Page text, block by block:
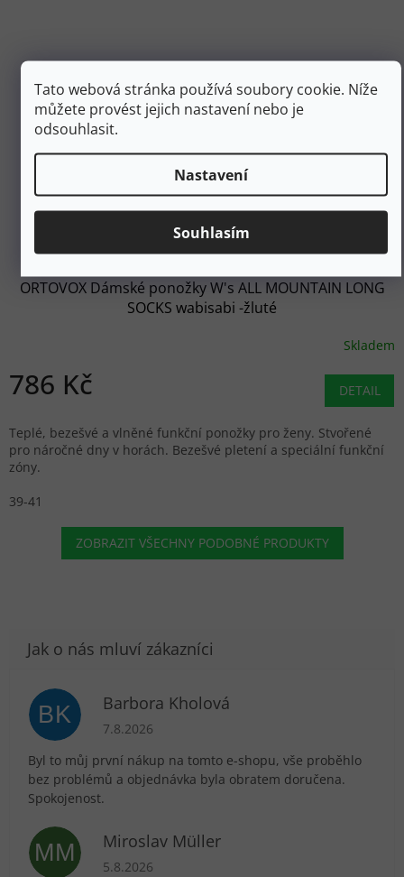
Tato webová stránka používá soubory cookie. Níže
můžete provést jejich nastavení nebo je
odsouhlasit.
Nastavení
Souhlasím
ORTOVOX Dámské ponožky W's ALL MOUNTAIN LONG
SOCKS wabisabi -žluté
Skladem
786 Kč DETAIL
Teplé, bezešvé a vlněné funkční ponožky pro ženy. Stvořené
pro náročné dny v horách. Bezešvé pletení a speciální funkční
zóny.
39-41
ZOBRAZIT VŠECHNY PODOBNÉ PRODUKTY
BK Barbora Kholová
Hodnocení obchodu je 5 z 5 hvězdiček.
7.8.2026
Byl to můj první nákup na tomto e-shopu, vše proběhlo
bez problémů a objednávka byla obratem doručena.
Spokojenost.
MM Miroslav Müller
Hodnocení obchodu je 5 z 5 hvězdiček.
5.8.2026